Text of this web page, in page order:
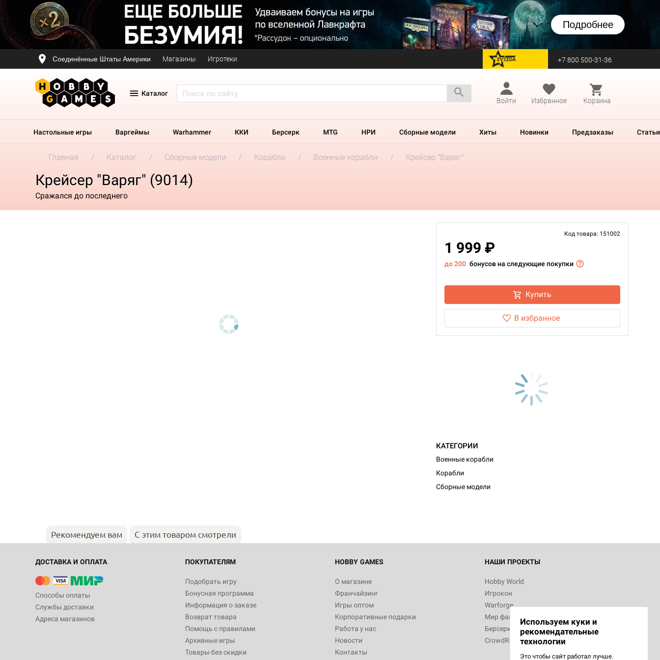
Подробнее
Соединённые Штаты Америки Магазины Игротеки перейти на Zvezda +7 800 500-31-36
Каталог
Войти
Избранное Корзина
Настольные игры Варгеймы Warhammer ККИ Берсерк MTG НРИ Сборные модели Хиты Новинки Предзаказы Статьи
Главная Каталог Сборные модели Корабли Военные корабли Крейсер "Варяг"
Крейсер "Варяг" (9014)
Сражался до последнего
Код товара: 151002
1 999 ₽
до 200 бонусов на следующие покупки
Купить
В избранное
КАТЕГОРИИ
Военные корабли
Корабли
Сборные модели
Рекомендуем вам С этим товаром смотрели
ДОСТАВКА И ОПЛАТА
Способы оплаты
Службы доставки
Адреса магазинов
ПОКУПАТЕЛЯМ
Подобрать игру
Бонусная программа
Информация о заказе
Возврат товара
Помощь с правилами
Архивные игры
Товары без скидки
HOBBY GAMES
О магазине
Франчайзинг
Игры оптом
Корпоративные подарки
Работа у нас
Новости
Контакты
НАШИ ПРОЕКТЫ
Hobby World
Игрокон
Warforge
Мир фантастики
Берсерк
CrowdRepublic
Используем куки и
рекомендательные
технологии
Это чтобы сайт работал лучше.